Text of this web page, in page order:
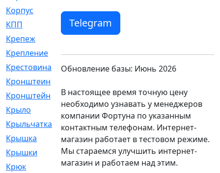
Корпус
[41]
КПП
[70]
Крепеж
Крепление
[23]
Крестовина
[309]
Кронштеин
Кронштейн
[59]
Крыло
[285]
Крыльчатка
[17]
Крышка
[151]
Крышки
[4]
Крюк
[1]
Telegram
Обновление базы: Июнь 2026
В настоящее время точную цену
необходимо узнавать у менеджеров
компании Фортуна по указанным
контактным телефонам. Интернет-
магазин работает в тестовом режиме.
Мы стараемся улучшить интернет-
магазин и работаем над этим.